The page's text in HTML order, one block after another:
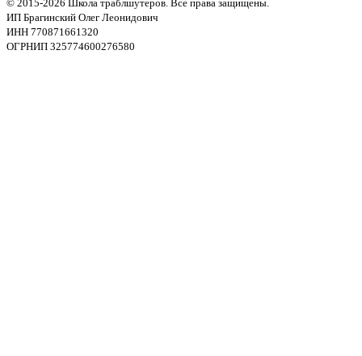
© 2015-2026 Школа траблшутеров. Все права защищены.
ИП Брагинский Олег Леонидович
ИНН 770871661320
ОГРНИП 325774600276580